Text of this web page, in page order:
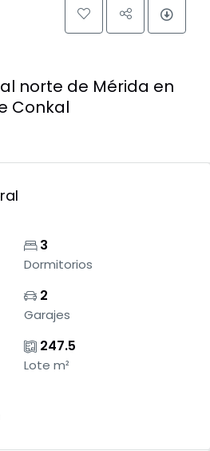
norte de Mérida en
Conkal
3
Dormitorios
2
Garajes
247.5
Lote m²